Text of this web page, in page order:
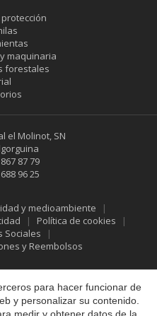
maquinaria
forestales
el Molinot, SN
87 79
96 25
y medioambiente
Política de cookies
Sociales
y Reembolsos
para hacer funcionar de
y personalizar su contenido.
medir y obtener datos de la
Aceptar todas